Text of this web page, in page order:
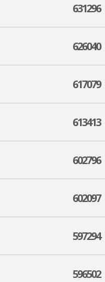
631296
626040
617079
613413
602796
602097
597294
596502